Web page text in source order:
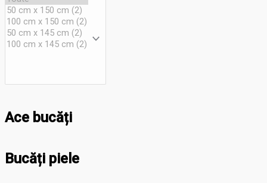
Ace bucăți
Bucăți piele